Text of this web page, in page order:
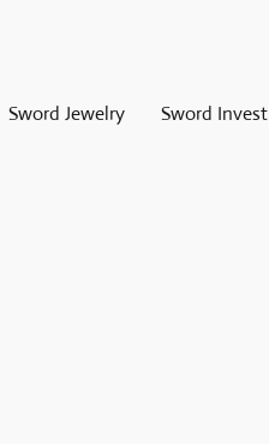
Sword Jewelry Sword Invest